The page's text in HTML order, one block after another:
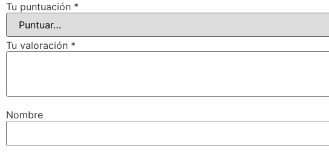
Tu puntuación *
Tu valoración *
Nombre